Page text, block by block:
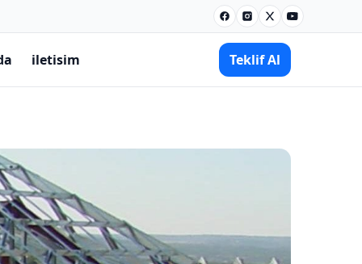
Facebook
Instagram
X Youtube
iletisim Teklif Al